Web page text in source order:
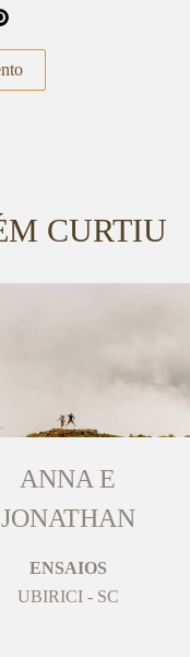
CURTIU
ANNA E
JONATHAN
ENSAIOS
UBIRICI - SC